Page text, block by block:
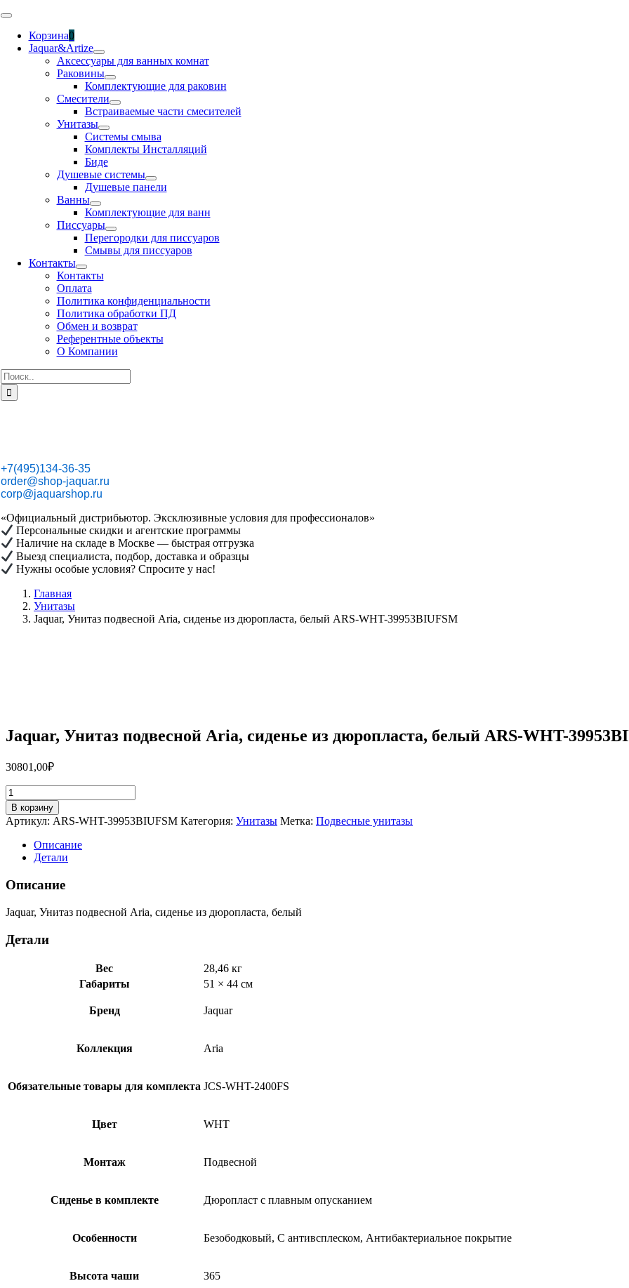
Skip
content
Toggle
NavigationКорзина0
Jaquar&Artize
Аксессуары для ванных комнат
Раковины
Комплектующие для раковин
Смесители
Встраиваемые части смесителей
Унитазы
Системы смыва
Комплекты Инсталляций
Биде
Душевые системы
Душевые панели
Ванны
Комплектующие для ванн
Писсуары
Перегородки для писсуаров
Смывы для писсуаров
Контакты
Контакты
Оплата
Политика конфиденциальности
Политика обработки ПД
Обмен и возврат
Референтные объекты
О Компании
Результат
поиска:
+7(495)134-36-35
order@shop-jaquar.ru
corp@jaquarshop.ru
«Официальный дистрибьютор. Эксклюзивные условия для профессионалов»
Персональные скидки и агентские программы
Наличие на складе в Москве — быстрая отгрузка
Выезд специалиста, подбор, доставка и образцы
Нужны особые условия? Спросите у нас!
Главная
Унитазы
Jaquar, Унитаз подвесной Aria, сиденье из дюропласта, белый ARS-WHT-39953BIUFSM
Jaquar, Унитаз подвесной Aria, сиденье из дюропласта, белый ARS-WHT-
30801,00₽
Количество
товара
Jaquar,
Унитаз
подвесной
Aria,
сиденье
из
дюропласта,
ARS-
39953BIUFSM
В корзину
Артикул: ARS-WHT-39953BIUFSM Категория: Унитазы Метка: Подвесные унитазы
Описание
Детали
Описание
Jaquar, Унитаз подвесной Aria, сиденье из дюропласта, белый
Детали
Вес
28,46 кг
Габариты
51 × 44 см
Бренд Jaquar
Коллекция Aria
Обязательные товары для комплекта JCS-WHT-2400FS
Цвет WHT
Монтаж Подвесной
Сиденье в комплекте Дюропласт с плавным опусканием
Особенности Безободковый, С антивсплеском, Антибактериальное покрытие
Высота чаши 365